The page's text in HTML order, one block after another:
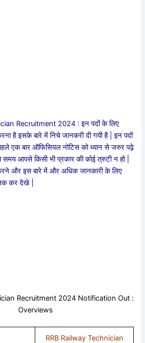
Recruitment 2024 : इन पदों के लिए
है इसके बारे में निचे जानकरी दी गयी है | इन पदों
एक बार ऑफिसियल नोटिस को ध्यान से जरुर पढ़े
आपसे किसी भी प्रकार की कोई त्रुटी न हो |
और इस बारे में और अधिक जानकारी के लिए
कर देखे |
Recruitment 2024 Notification Out :
Overviews
RRB Railway Technician